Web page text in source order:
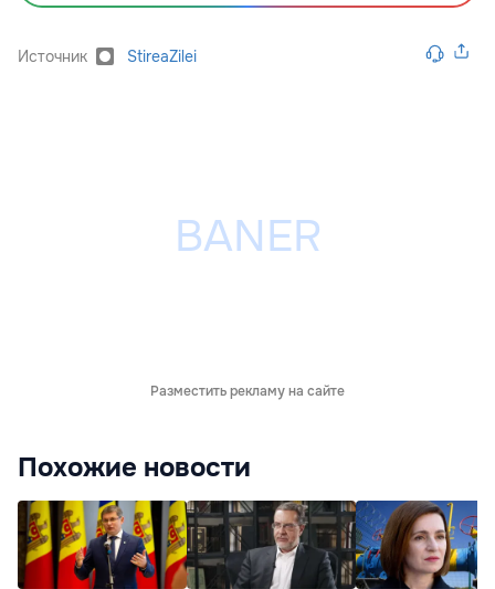
Источник StireaZilei
Разместить рекламу на сайте
Похожие новости